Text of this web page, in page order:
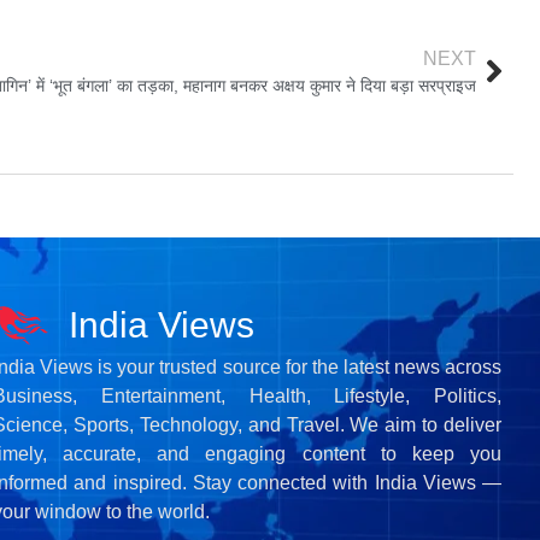
NEXT
में ‘भूत बंगला’ का तड़का, महानाग बनकर अक्षय कुमार ने दिया बड़ा सरप्राइज
India Views
India Views is your trusted source for the latest news across
Entertainment, Health, Lifestyle, Politics,
Sports, Technology, and Travel. We aim to deliver
accurate, and engaging content to keep you
and inspired. Stay connected with India Views —
window to the world.